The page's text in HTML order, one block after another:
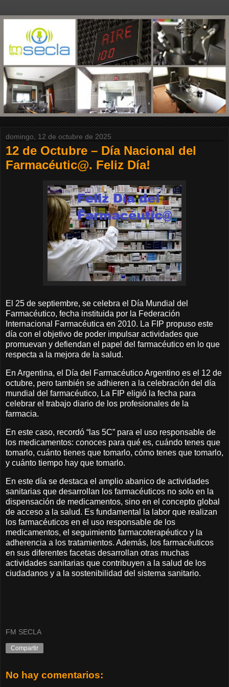
domingo, 12 de octubre de 2025
12 de Octubre – Día Nacional del
Farmacéutic@. Feliz Día!
El 25 de septiembre, se celebra el Día Mundial del
Farmacéutico, fecha instituida por la Federación
Internacional Farmacéutica en 2010. La FIP propuso este
día con el objetivo de poder impulsar actividades que
promuevan y defiendan el papel del farmacéutico en lo que
respecta a la mejora de la salud.
En Argentina, el Día del Farmacéutico Argentino es el 12 de
octubre, pero también se adhieren a la celebración del día
mundial del farmacéutico, La FIP eligió la fecha para
celebrar el trabajo diario de los profesionales de la
farmacia.
En este caso, recordó “las 5C” para el uso responsable de
los medicamentos: conoces para qué es, cuándo tenes que
tomarlo, cuánto tienes que tomarlo, cómo tenes que tomarlo,
y cuánto tiempo hay que tomarlo.
En este día se destaca el amplio abanico de actividades
sanitarias que desarrollan los farmacéuticos no solo en la
dispensación de medicamentos, sino en el concepto global
de acceso a la salud. Es fundamental la labor que realizan
los farmacéuticos en el uso responsable de los
medicamentos, el seguimiento farmacoterapéutico y la
adherencia a los tratamientos. Además, los farmacéuticos
en sus diferentes facetas desarrollan otras muchas
actividades sanitarias que contribuyen a la salud de los
ciudadanos y a la sostenibilidad del sistema sanitario.
FM SECLA
Compartir
No hay comentarios: